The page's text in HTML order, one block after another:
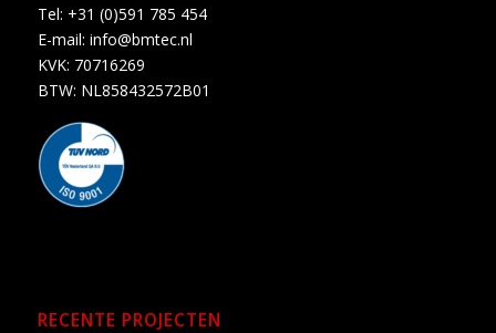
Tel: +31 (0)591 785 454
E-mail: info@bmtec.nl
KVK: 70716269
BTW: NL858432572B01
RECENTE PROJECTEN